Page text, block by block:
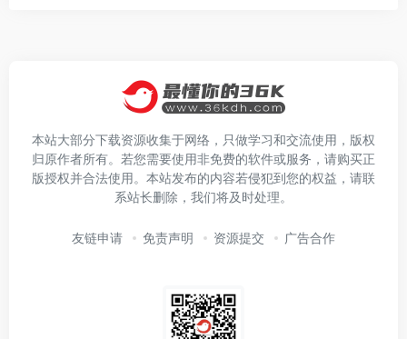
本站大部分下载资源收集于网络，只做学习和交流使用，版权
归原作者所有。若您需要使用非免费的软件或服务，请购买正
版授权并合法使用。本站发布的内容若侵犯到您的权益，请联
系站长删除，我们将及时处理。
友链申请 免责声明 资源提交 广告合作